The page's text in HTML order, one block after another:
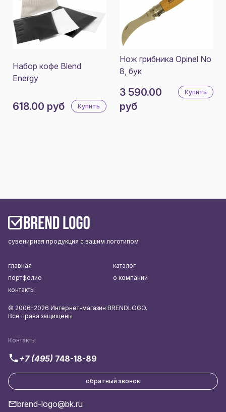
Набор кофе Blend
Energy
618.00 руб Купить
Нож грибника Opinel No
8, бук
3 590.00
руб
Купить
сувенирная продукция с вашим логотипом
Контакты
+7 (495) 748-18-89
обратный звонок
brend-logo@bk.ru
главная
каталог
портфолио
о компании
контакты
© 2006-2026 Интернет-магазин BRENDLOGO.
Все права защищены